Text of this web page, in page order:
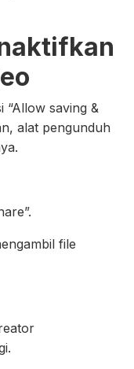
“Allow saving &
alat pengunduh
file